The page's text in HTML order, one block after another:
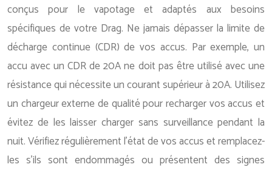
conçus pour le vapotage et adaptés aux besoins
spécifiques de votre Drag. Ne jamais dépasser la limite de
décharge continue (CDR) de vos accus. Par exemple, un
accu avec un CDR de 20A ne doit pas être utilisé avec une
résistance qui nécessite un courant supérieur à 20A. Utilisez
un chargeur externe de qualité pour recharger vos accus et
évitez de les laisser charger sans surveillance pendant la
nuit. Vérifiez régulièrement l’état de vos accus et remplacez-
les s’ils sont endommagés ou présentent des signes